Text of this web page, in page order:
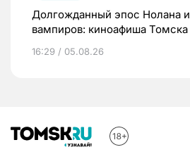
Долгожданный эпос Нолана
вампиров: киноафиша Томска
16:29 / 05.08.26